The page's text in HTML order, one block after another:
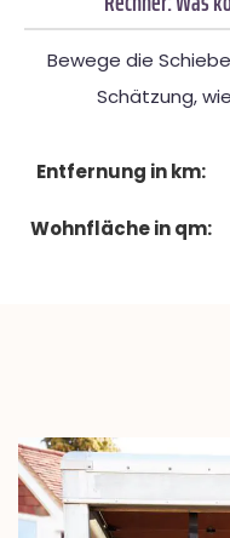
Bewege die
Schätzung,
Entfernung in km:
Wohnfläche in qm: